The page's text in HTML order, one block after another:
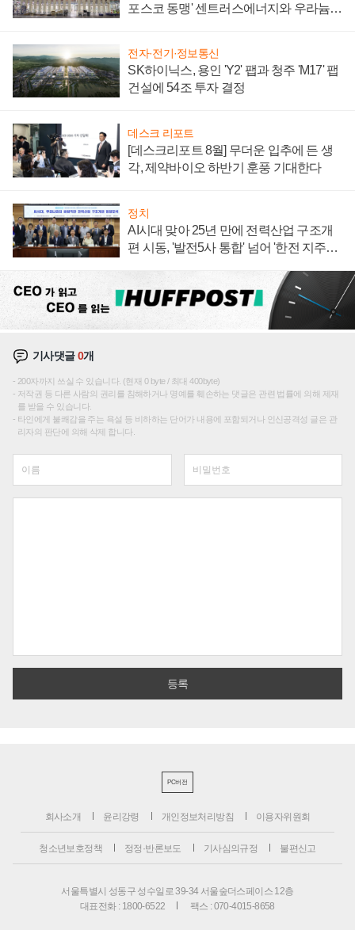
포스코 동맹' 센트러스에너지와 우라늄
전자·전기·정보통신
SK하이닉스, 용인 'Y2' 팹과 청주 'M17' 팹
건설에 54조 투자 결정
데스크 리포트
[데스크리포트 8월] 무더운 입추에 든 생
각, 제약바이오 하반기 훈풍 기대한다
정치
AI시대 맞아 25년 만에 전력산업 구조개
편 시동, '발전5사 통합' 넘어 '한전 지주사'
기사댓글0개
200자까지 쓰실 수 있습니다. (현재 0 byte / 최대 400byte)
저작권 등 다른 사람의 권리를 침해하거나 명예를 훼손하는 댓글은 관련 법률에 의해 제재
를 받을 수 있습니다.
타인에게 불쾌감을 주는 욕설 등 비하하는 단어가 내용에 포함되거나 인신공격성 글은 관
리자의 판단에 의해 삭제 합니다.
PC버전
회사소개 윤리강령 개인정보처리방침 이용자위원회
청소년보호정책 정정·반론보도 기사심의규정 불편신고
서울특별시 성동구 성수일로 39-34 서울숲더스페이스 12층
대표전화 : 1800-6522
팩스 : 070-4015-8658